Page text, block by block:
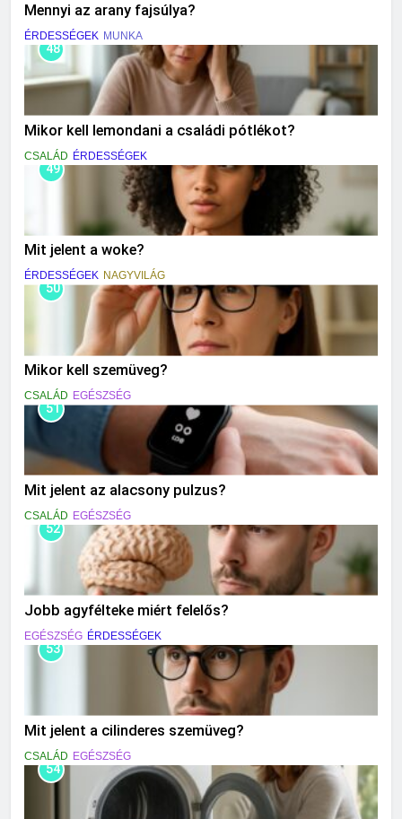
Mennyi az arany fajsúlya?
ÉRDESSÉGEK MUNKA
48
Mikor kell lemondani a családi pótlékot?
CSALÁD ÉRDESSÉGEK
49
Mit jelent a woke?
ÉRDESSÉGEK NAGYVILÁG
50
Mikor kell szemüveg?
CSALÁD EGÉSZSÉG
51
Mit jelent az alacsony pulzus?
CSALÁD EGÉSZSÉG
52
Jobb agyfélteke miért felelős?
EGÉSZSÉG ÉRDESSÉGEK
53
Mit jelent a cilinderes szemüveg?
CSALÁD EGÉSZSÉG
54